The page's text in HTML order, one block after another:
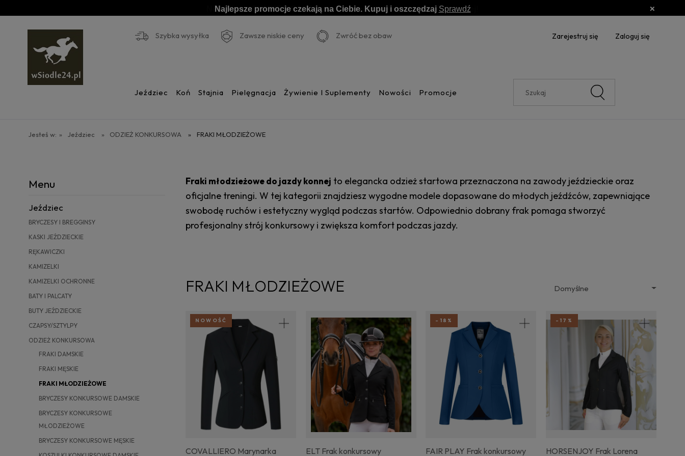
Najlepsze promocje czekają na Ciebie. Kupuj i oszczędzaj Sprawdź
Szybka wysyłka Zawsze niskie ceny Zwróć bez obaw Zarejestruj się Zaloguj się
Jeździec Koń Stajnia Pielęgnacja Żywienie I Suplementy Nowości Promocje
Jesteś w: » Jeździec » ODZIEŻ KONKURSOWA » FRAKI MŁODZIEŻOWE
Menu
Jeździec
BRYCZESY I BREGGINSY
KASKI JEŹDZIECKIE
RĘKAWICZKI
KAMIZELKI
KAMIZELKI OCHRONNE
BATY I PALCATY
BUTY JEŹDZIECKIE
CZAPSY/SZTYLPY
ODZIEŻ KONKURSOWA
FRAKI DAMSKIE
FRAKI MĘSKIE
FRAKI MŁODZIEŻOWE
BRYCZESY KONKURSOWE DAMSKIE
BRYCZESY KONKURSOWE
MŁODZIEŻOWE
BRYCZESY KONKURSOWE MĘSKIE
Fraki młodzieżowe do jazdy konnej to elegancka odzież startowa przeznaczona na zawody jeździeckie oraz
oficjalne treningi. W tej kategorii znajdziesz wygodne modele dopasowane do młodych jeźdźców, zapewniające
swobodę ruchów i estetyczny wygląd podczas startów. Odpowiednio dobrany frak pomaga stworzyć
profesjonalny strój konkursowy i zwiększa komfort podczas jazdy.
FRAKI MŁODZIEŻOWE
COVALLIERO Marynarka
NOWOŚĆ
ELT Frak konkursowy
FAIR PLAY Frak konkursowy
-18%
HORSENJOY Frak Lorena
-17%